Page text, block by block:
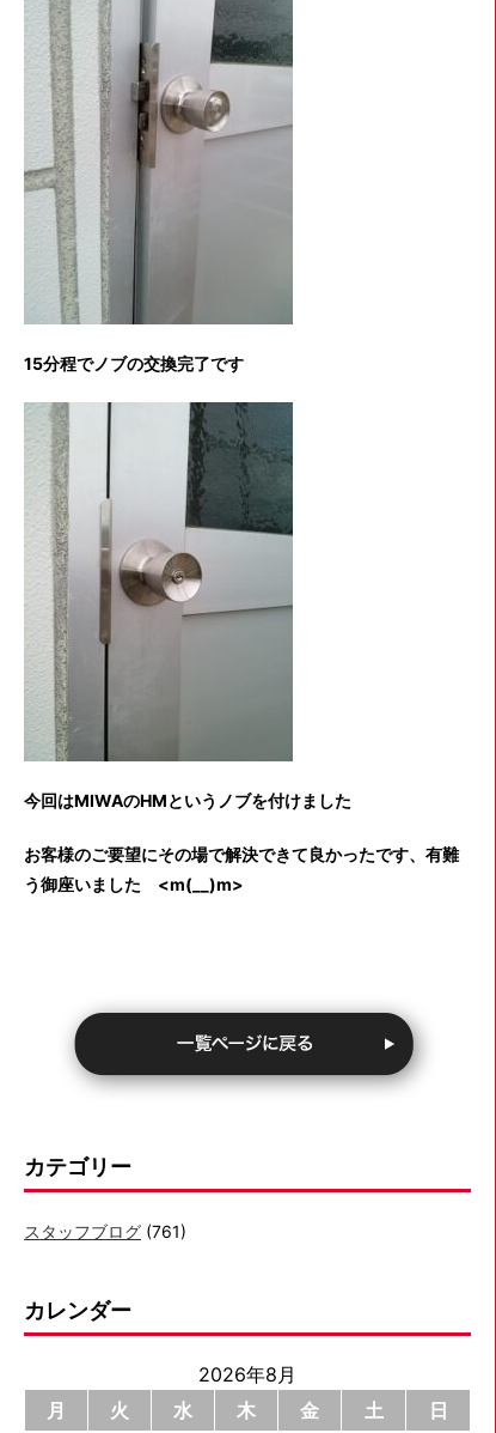
15分程でノブの交換完了です
今回はMIWAのHMというノブを付けました
お客様のご要望にその場で解決できて良かったです、有難
う御座いました <m(__)m>
カテゴリー
スタッフブログ (761)
カレンダー
2026年8月
月
火 水 木 金 土 日